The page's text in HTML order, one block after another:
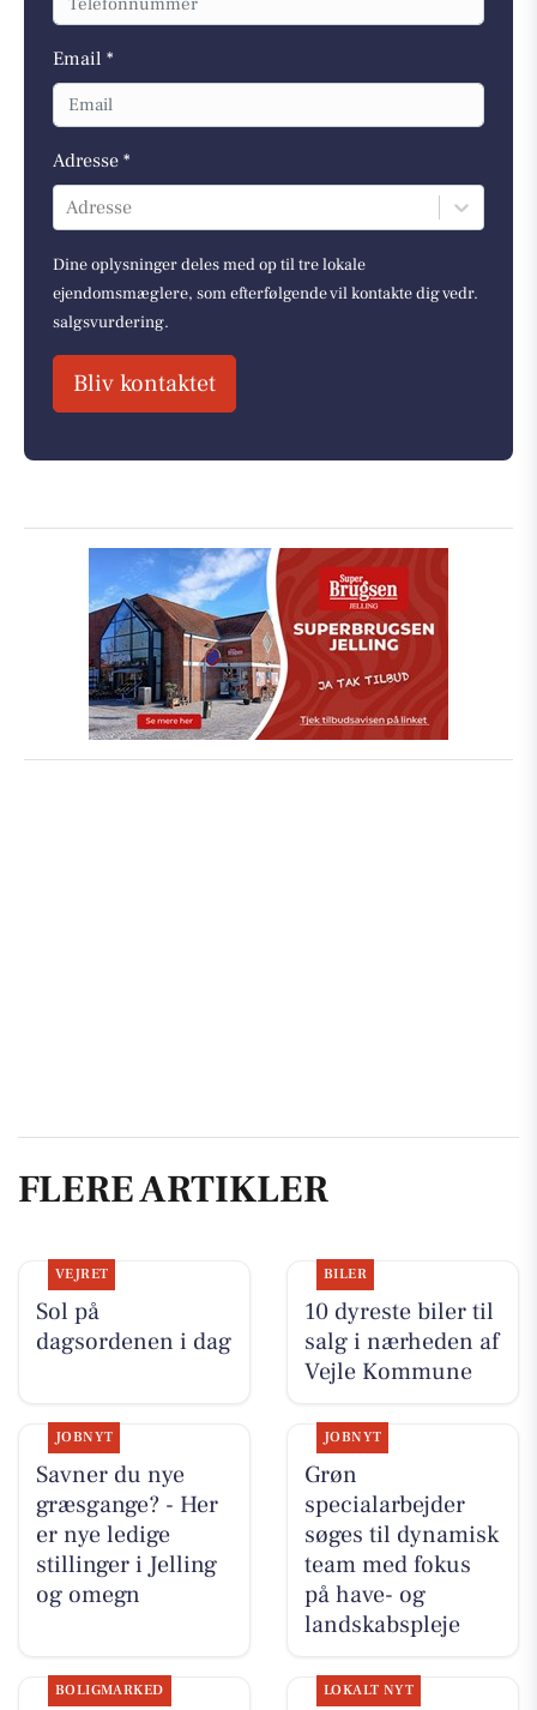
Email *
Adresse *
Adresse
Dine oplysninger deles med op til tre lokale
ejendomsmæglere, som efterfølgende vil kontakte dig vedr.
salgsvurdering.
Bliv kontaktet
FLERE ARTIKLER
VEJRET
Sol på
dagsordenen i dag
BILER
10 dyreste biler til
salg i nærheden af
Vejle Kommune
JOBNYT
Savner du nye
græsgange? - Her
er nye ledige
stillinger i Jelling
og omegn
JOBNYT
Grøn
specialarbejder
søges til dynamisk
team med fokus
på have- og
landskabspleje
BOLIGMARKED LOKALT NYT